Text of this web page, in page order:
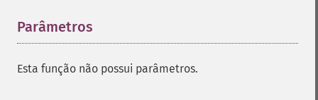
Parâmetros
Esta função não possui parâmetros.